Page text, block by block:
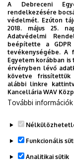
A Debreceni
rendelkezésére
védelmét. Ezúton
2018. május 25.
Adatvédelmi
beépítette a
tevékenységébe. A
Egyetem korábban
érvényben lévő
követve
alábbi linkre
Kancellária WAV
További információk
Funkcionális
Analitikai sütik